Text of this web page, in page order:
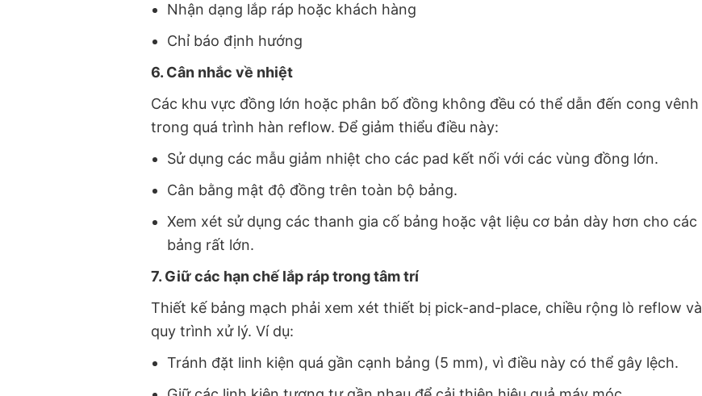
Nhận dạng lắp ráp hoặc khách hàng
Chỉ báo định hướng
6. Cân nhắc về nhiệt
Các khu vực đồng lớn hoặc phân bố đồng không đều có thể dẫn đến cong vênh
trong quá trình hàn reflow. Để giảm thiểu điều này:
Sử dụng các mẫu giảm nhiệt cho các pad kết nối với các vùng đồng lớn.
Cân bằng mật độ đồng trên toàn bộ bảng.
Xem xét sử dụng các thanh gia cố bảng hoặc vật liệu cơ bản dày hơn cho các
bảng rất lớn.
7. Giữ các hạn chế lắp ráp trong tâm trí
Thiết kế bảng mạch phải xem xét thiết bị pick-and-place, chiều rộng lò reflow và
quy trình xử lý. Ví dụ:
Tránh đặt linh kiện quá gần cạnh bảng (5 mm), vì điều này có thể gây lệch.